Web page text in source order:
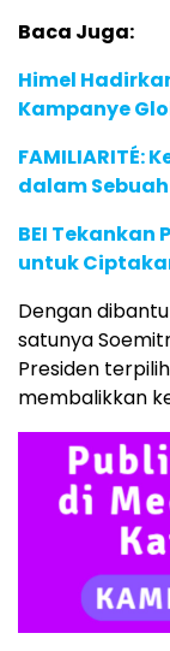
Baca Juga:
Himel
Kampanye
FAMILIARITÉ:
dalam
BEI Tekankan
untuk
Dengan
satunya
Presiden
membalikkan